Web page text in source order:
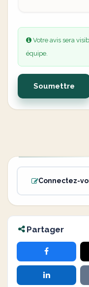
Votre avis sera
équipe.
Soumettre
Connectez-
Partager